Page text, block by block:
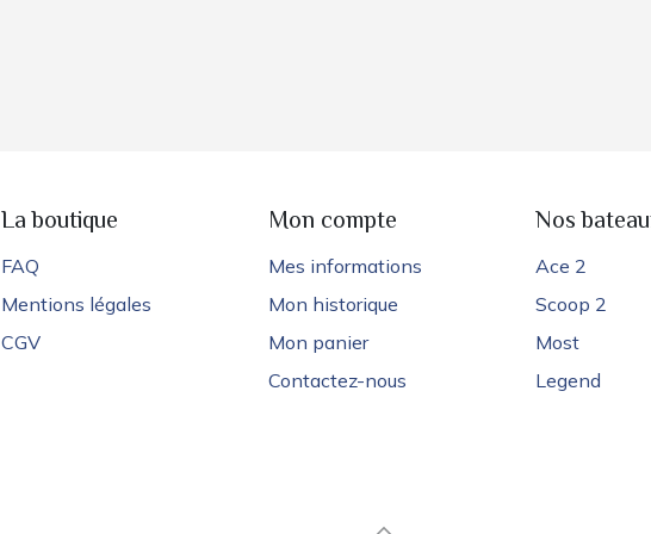
La boutique
FAQ
Mentions légales
CGV
Mon compte
Mes informations
Mon historique
Mon panier
Contactez-nous
Nos
Ace 2
Scoop 2
Most
Legend